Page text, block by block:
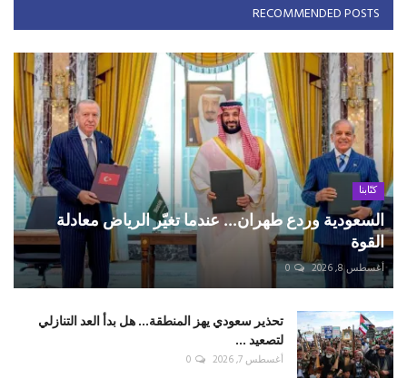
RECOMMENDED POSTS
كتّابنا
السعودية وردع طهران... عندما تغيّر الرياض معادلة
القوة
أغسطس 8, 2026 0
تحذير سعودي يهز المنطقة... هل بدأ العد التنازلي
لتصعيد ...
أغسطس 7, 2026 0